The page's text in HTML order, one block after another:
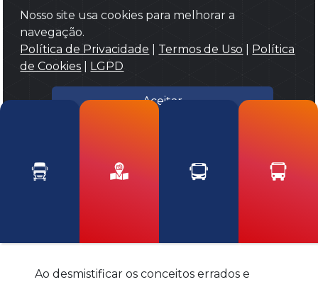
evitar atrasos e garantir uma viagem
tranquila.
Esteja Preparado : Leve consigo itens
essenciais, como água, lanches, um livro
ou dispositivos eletrônicos para tornar
sua viagem mais confortável.
Seja Cortês
: Respeite os outros
idosos, gestantes e pessoas com
mobilidade reduzida.
Ao desmistificar os conceitos errados e
Nosso site usa cookies para melhorar a
navegação.
Política de Privacidade
Termos de Uso
Política
de Cookies
LGPD
Aceitar